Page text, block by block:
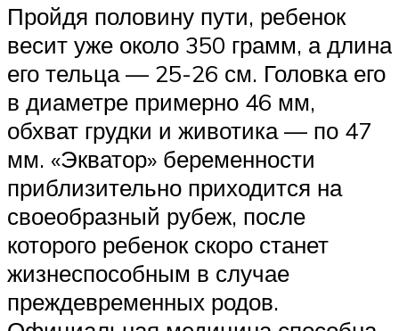
Пройдя половину пути, ребенок
весит уже около 350 грамм, а длина
его тельца — 25-26 см. Головка его
в диаметре примерно 46 мм,
обхват грудки и животика — по 47
мм. «Экватор» беременности
приблизительно приходится на
своеобразный рубеж, после
которого ребенок скоро станет
жизнеспособным в случае
преждевременных родов.